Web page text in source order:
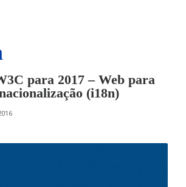
para 2017 – Web para
(i18n)